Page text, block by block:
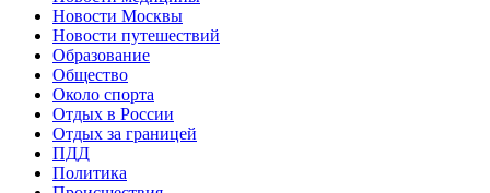
Новости Москвы
Новости путешествий
Образование
Общество
Около спорта
Отдых в России
Отдых за границей
ПДД
Политика